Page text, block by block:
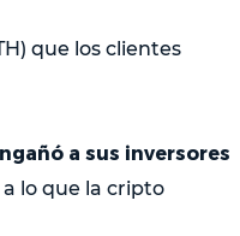
que los clientes
a sus inversores
lo que la cripto